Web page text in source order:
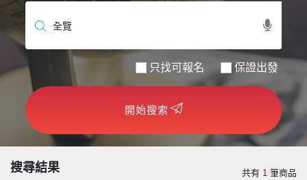
世界臻旅
中東非洲
歐洲之旅
頂尖世界
二人成行
只找可報名 保證出發
開始搜索
搜尋結果 共有 1 筆商品